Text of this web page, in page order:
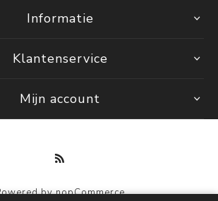
Informatie
Klantenservice
Mijn account
bynopCommerce